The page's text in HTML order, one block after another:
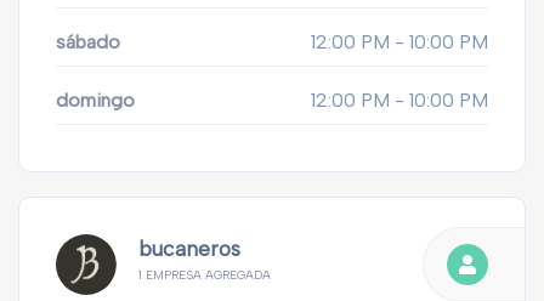
sábado 12:00 PM - 10:00 PM
domingo 12:00 PM - 10:00 PM
bucaneros
1 EMPRESA AGREGADA